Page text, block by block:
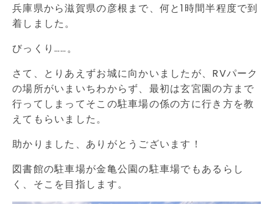
兵庫県から滋賀県の彦根まで、何と1時間半程度で到
着しました。
びっくり……。
さて、とりあえずお城に向かいましたが、RVパーク
の場所がいまいちわからず、最初は玄宮園の方まで
行ってしまってそこの駐車場の係の方に行き方を教
えてもらいました。
助かりました、ありがとうございます！
図書館の駐車場が金亀公園の駐車場でもあるらし
く、そこを目指します。